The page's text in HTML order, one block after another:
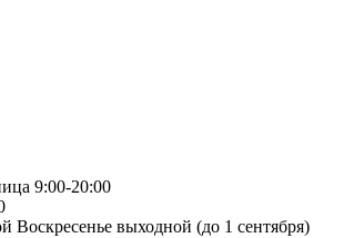
9:00-20:00
выходной (до 1 сентября)